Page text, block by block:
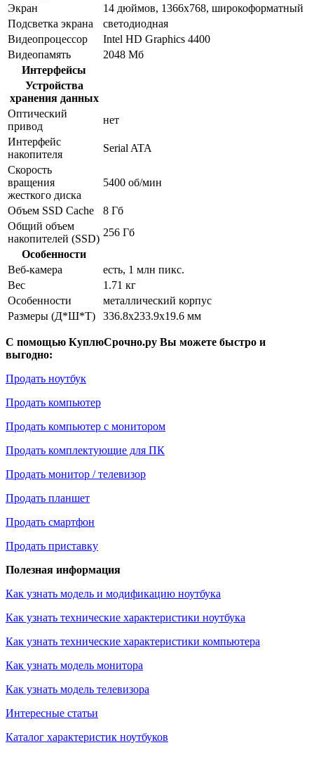
Экран
14 дюймов, 1366x768, широкоформатный
Подсветка экрана
светодиодная
Видеопроцессор
Intel HD Graphics 4400
Видеопамять
2048 Мб
Интерфейсы
Устройства
хранения данных
Оптический
привод
нет
Интерфейс
накопителя
Serial ATA
Скорость
вращения
жесткого диска
5400 об/мин
Объем SSD Cache
8 Гб
Общий объем
накопителей (SSD)
256 Гб
Особенности
Веб-камера
есть, 1 млн пикс.
Вес
1.71 кг
Особенности
металлический корпус
Размеры (Д*Ш*Т)
336.8x233.9x19.6 мм
С помощью КуплюСрочно.ру Вы можете быстро и
выгодно:
Продать ноутбук
Продать компьютер
Продать компьютер с монитором
Продать комплектующие для ПК
Продать монитор / телевизор
Продать планшет
Продать смартфон
Продать приставку
Полезная информация
Как узнать модель и модификацию ноутбука
Как узнать технические характеристики ноутбука
Как узнать технические характеристики компьютера
Как узнать модель монитора
Как узнать модель телевизора
Интересные статьи
Каталог характеристик ноутбуков